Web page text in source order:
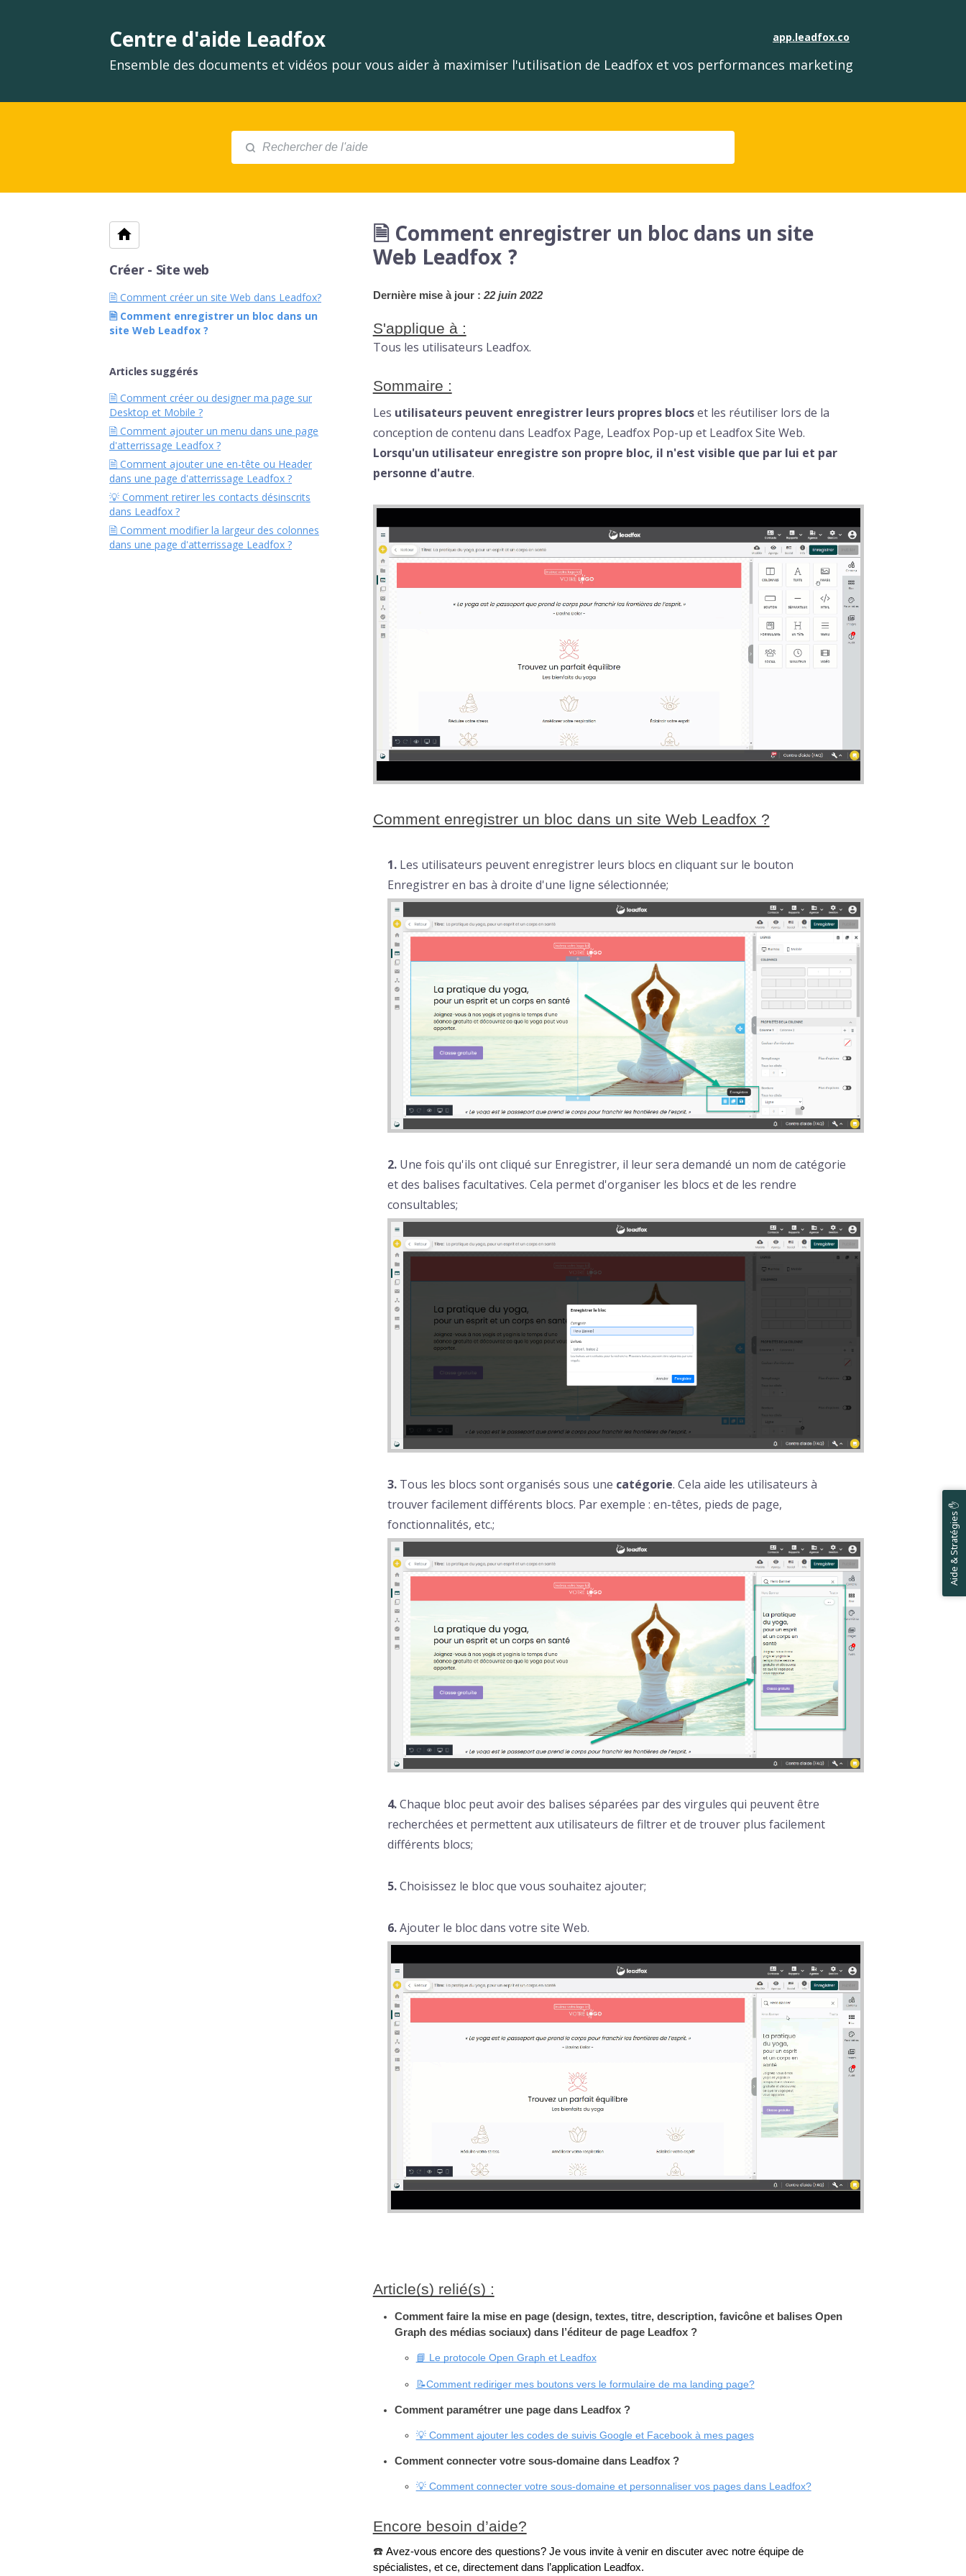
app.leadfox.co
Centre d'aide Leadfox
Ensemble des documents et vidéos pour vous aider à maximiser l'utilisation de Leadfox et vos performances marketing
🗎 Comment enregistrer un bloc dans un site
Web Leadfox ?
Dernière mise à jour : 22 juin 2022
S'applique à :
Tous les utilisateurs Leadfox.
Sommaire :
Les utilisateurs peuvent enregistrer leurs propres blocset les réutiliser lors de la
conception de contenu dans Leadfox Page, Leadfox Pop-up et Leadfox Site Web.
Lorsqu'un utilisateur enregistre son propre bloc, il n'est visible que par lui et par
personne d'autre.
Comment enregistrer un bloc dans un site Web Leadfox ?
1.Les utilisateurs peuvent enregistrer leurs blocs en cliquant sur le bouton
Enregistrer en bas à droite d'une ligne sélectionnée;
2.Une fois qu'ils ont cliqué sur Enregistrer, il leur sera demandé un nom de catégorie
et des balises facultatives. Cela permet d'organiser les blocs et de les rendre
consultables;
3. Tous les blocs sont organisés sous une catégorie. Cela aide les utilisateurs à
trouver facilement différents blocs. Par exemple : en-têtes, pieds de page,
fonctionnalités, etc.;
4.Chaque bloc peut avoir des balises séparées par des virgules qui peuvent être
recherchées et permettent aux utilisateurs de filtrer et de trouver plus facilement
différents blocs;
5.Choisissez le bloc que vous souhaitez ajouter;
6.Ajouter le bloc dans votre site Web.
Article(s) relié(s) :
Comment faire la mise en page (design, textes, titre, description, favicône et balises Open
Graph des médias sociaux) dans l’éditeur de page Leadfox ?
📘 Le protocole Open Graph et Leadfox
📝Comment rediriger mes boutons vers le formulaire de ma landing page?
Comment paramétrer une page dans Leadfox ?
💡 Comment ajouter les codes de suivis Google et Facebook à mes pages
Comment connecter votre sous-domaine dans Leadfox ?
💡 Comment connecter votre sous-domaine et personnaliser vos pages dans Leadfox?
Encore besoin d’aide?
☎️ Avez-vous encore des questions? Je vous invite à venir en discuter avec notre équipe de
spécialistes, et ce, directement dans l’application Leadfox.
Créer - Site web
🗎 Comment créer un site Web dans Leadfox?
🗎 Comment enregistrer un bloc dans un
site Web Leadfox ?
Articles suggérés
🗎 Comment créer ou designer ma page sur
Desktop et Mobile ?
🗎 Comment ajouter un menu dans une page
d'atterrissage Leadfox ?
🗎 Comment ajouter une en-tête ou Header
dans une page d'atterrissage Leadfox ?
💡 Comment retirer les contacts désinscrits
dans Leadfox ?
🗎 Comment modifier la largeur des colonnes
dans une page d'atterrissage Leadfox ?
Aide & Stratégies ✋